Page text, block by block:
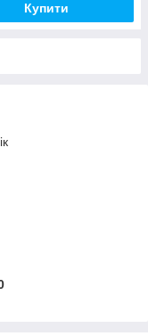
Купити